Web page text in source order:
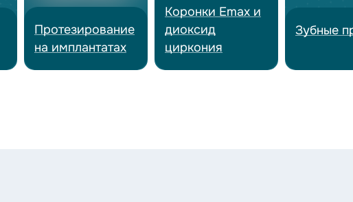
Протезирование
на имплантатах
Коронки Emax и
диоксид
циркония
Зубные